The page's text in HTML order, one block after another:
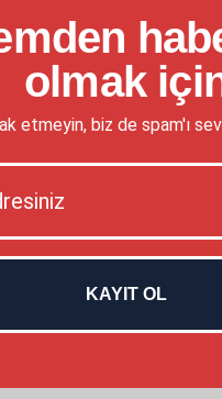
olmak
etmeyin, biz de spam'ı